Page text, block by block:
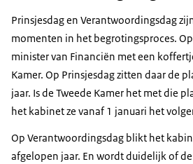
Prinsjesdag en Verantwoordingsdag
momenten in het begrotingsproces.
minister van Financiën met een
Kamer. Op Prinsjesdag zitten daar de
jaar. Is de Tweede Kamer het met die
het kabinet ze vanaf 1 januari het
Op Verantwoordingsdag blikt het
afgelopen jaar. En wordt duidelijk of